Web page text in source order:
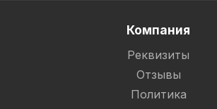
Компания
Реквизиты
Отзывы
Политика